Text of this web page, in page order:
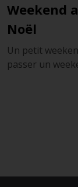
Weekend
Noël
Un petit
passer un